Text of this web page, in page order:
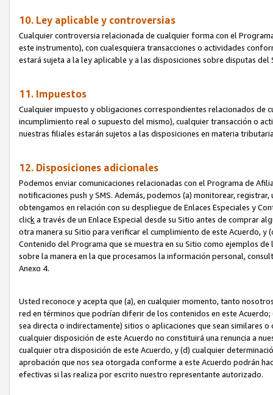
10. Ley aplicable y controversias
Cualquier controversia relacionada de cualquier forma con el
este instrumento), con cualesquiera transacciones o actividades
estará sujeta a la ley aplicable y a las disposiciones sobre disputas
11. Impuestos
Cualquier impuesto y obligaciones correspondientes relacionados de
incumplimiento real o supuesto del mismo), cualquier transacción o
nuestras filiales estarán sujetos a las disposiciones en materia
12. Disposiciones adicionales
Podemos enviar comunicaciones relacionadas con el Programa de
notificaciones push y SMS. Además, podemos (a) monitorear,
obtengamos en relación con su despliegue de Enlaces Especiales y
clicka través de un Enlace Especial desde su Sitio antes de comprar
otra manera su Sitio para verificar el cumplimiento de este Acuerdo,
Contenido del Programa que se muestra en su Sitio como ejemplos
sobre la manera en la que procesamos la información personal,
Anexo 4.
Usted reconoce y acepta que (a), en cualquier momento, tanto
red en términos que podrían diferir de los contenidos en este
sea directa o indirectamente) sitios o aplicaciones que sean similares
cualquier disposición de este Acuerdo no constituirá una renuncia a
cualquier otra disposición de este Acuerdo, y (d) cualquier
aprobación que nos sea otorgada conforme a este Acuerdo podrán
efectivas si las realiza por escrito nuestro representante autorizado.